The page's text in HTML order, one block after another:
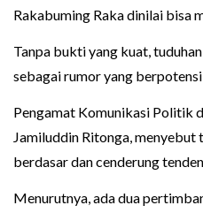
Rakabuming Raka dinilai bisa
Tanpa bukti yang kuat,
sebagai rumor yang
Pengamat Komunikasi Politik
Jamiluddin Ritonga,
berdasar dan cenderung
Menurutnya, ada dua